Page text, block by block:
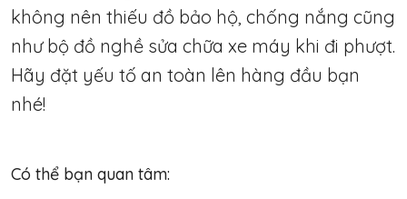
không nên thiếu đồ bảo hộ, chống nắng cũng
như bộ đồ nghề sửa chữa xe máy khi đi phượt.
Hãy đặt yếu tố an toàn lên hàng đầu bạn
nhé!
Có thể bạn quan tâm: